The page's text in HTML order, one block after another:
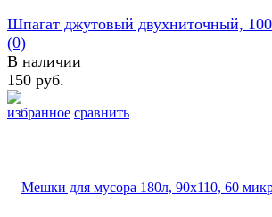
избранное сравнить
Шпагат джутовый двухниточный,
(0)
В наличии
150 руб.